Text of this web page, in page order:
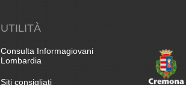
UTILITÀ
Consulta Informagiovani
Lombardia
Siti consigliati